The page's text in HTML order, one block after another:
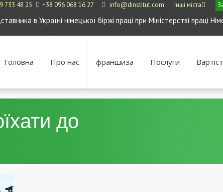
733 48 25 +38 096 068 16 27 info@dinstitut.com Інші міста
в Україні німецької біржі праці при Міністерстві праці
Головна Про нас франшиза Послуги
до